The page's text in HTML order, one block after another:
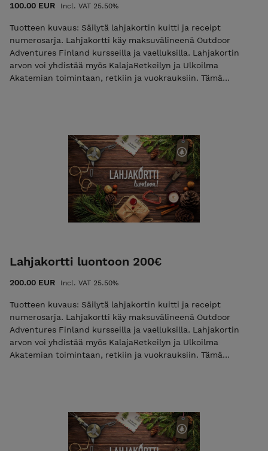
100.00 EUR Incl. VAT 25.50%
Tuotteen kuvaus: Säilytä lahjakortin kuitti ja receipt
numerosarja. Lahjakortti käy maksuvälineenä Outdoor
Adventures Finland kursseilla ja vaelluksilla. Lahjakortin
arvon voi yhdistää myös KalajaRetkeilyn ja Ulkoilma
Akatemian toimintaan, retkiin ja vuokrauksiin. Tämä
esim. näin: ostat kaksi yön yli kurssia (2x159,00=318,00) ja
maksaa 159,00 euron arvoisella lahjakortilla, jonka jälkeen
ostoskorin arvoksi jää 159,00 euroa. Mikäli käytät lahjakortin
lisäksi liikuntaetuja (esim. ePassi tai Smartum), niin olethan
ensin yhteydessä asiakaspalveluumme info@kalajaretkeily.fi.
Lahjakorttia ei voi palauttaa tai vaihtaa rahaksi. Lahjakortin
saa antaa eteenpäin tai myydä. Lahjakortissa on 25.5 %
Lahjakortti luontoon 200€
200.00 EUR Incl. VAT 25.50%
Tuotteen kuvaus: Säilytä lahjakortin kuitti ja receipt
numerosarja. Lahjakortti käy maksuvälineenä Outdoor
Adventures Finland kursseilla ja vaelluksilla. Lahjakortin
arvon voi yhdistää myös KalajaRetkeilyn ja Ulkoilma
Akatemian toimintaan, retkiin ja vuokrauksiin. Tämä
näin. Esimerkki 1: ostat kaksi yön yli kurssia
(2x159,00=318,00) ja maksaa 200 euron arvoisella
lahjakortilla, jonka jälkeen ostoskorin arvoksi jää 118,00